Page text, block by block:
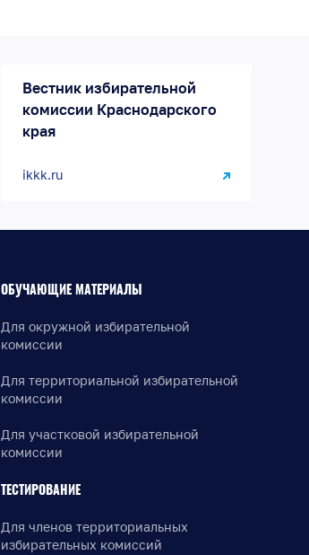
Вестник избирательной
комиссии Краснодарского
края
ikkk.ru
ОБУЧАЮЩИЕ МАТЕРИАЛЫ
Для окружной избирательной
комиссии
Для территориальной избирательной
комиссии
Для участковой избирательной
комиссии
ТЕСТИРОВАНИЕ
Для членов территориальных
избирательных комиссий